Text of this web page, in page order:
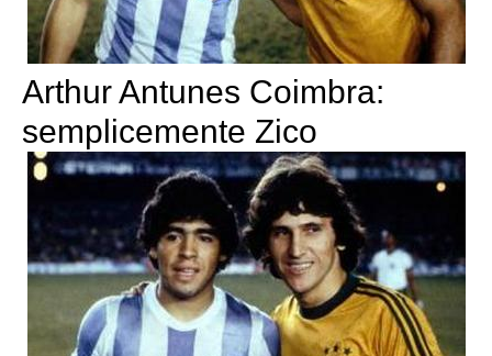
Arthur Antunes Coimbra:
semplicemente Zico